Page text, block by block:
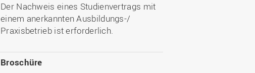
Der Nachweis eines Studienvertrags mit
einem anerkannten Ausbildungs-/
Praxisbetrieb ist erforderlich.
Broschüre